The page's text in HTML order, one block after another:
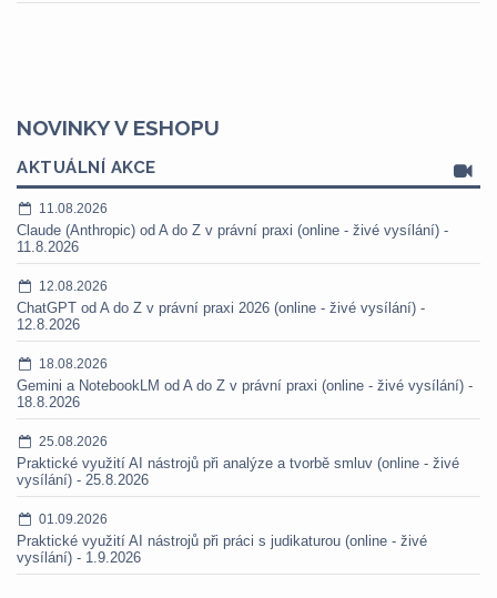
NOVINKY V ESHOPU
AKTUÁLNÍ AKCE
11.08.2026
Claude (Anthropic) od A do Z v právní praxi (online - živé vysílání) -
11.8.2026
12.08.2026
ChatGPT od A do Z v právní praxi 2026 (online - živé vysílání) -
12.8.2026
18.08.2026
Gemini a NotebookLM od A do Z v právní praxi (online - živé vysílání) -
18.8.2026
25.08.2026
Praktické využití AI nástrojů při analýze a tvorbě smluv (online - živé
vysílání) - 25.8.2026
01.09.2026
Praktické využití AI nástrojů při práci s judikaturou (online - živé
vysílání) - 1.9.2026